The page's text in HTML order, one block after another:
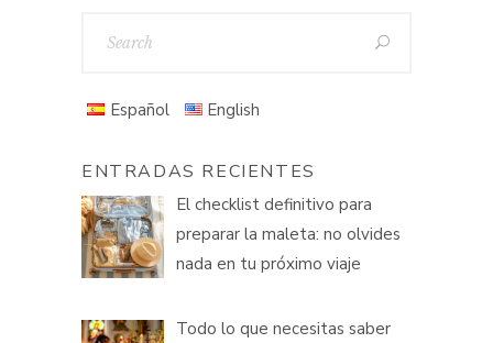
Español English
ENTRADAS RECIENTES
El checklist definitivo para
preparar la maleta: no olvides
nada en tu próximo viaje
Todo lo que necesitas saber